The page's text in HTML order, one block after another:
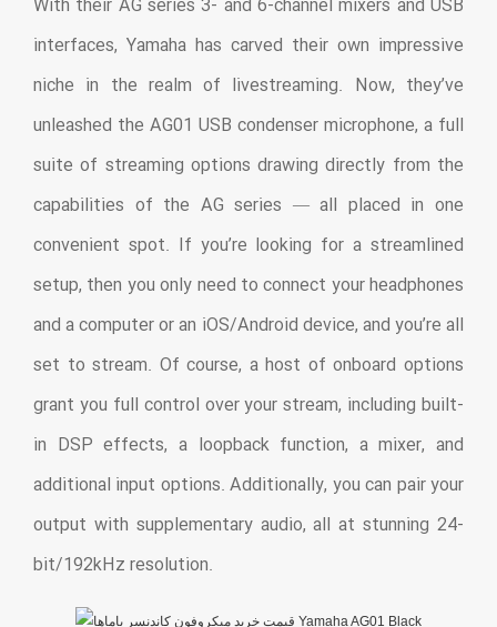
With their AG series 3- and 6-channel mixers and USB
interfaces, Yamaha has carved their own impressive
niche in the realm of livestreaming. Now, they’ve
unleashed the AG01 USB condenser microphone, a full
suite of streaming options drawing directly from the
capabilities of the AG series — all placed in one
convenient spot. If you’re looking for a streamlined
setup, then you only need to connect your headphones
and a computer or an iOS/Android device, and you’re all
set to stream. Of course, a host of onboard options
grant you full control over your stream, including built-
in DSP effects, a loopback function, a mixer, and
additional input options. Additionally, you can pair your
output with supplementary audio, all at stunning 24-
bit/192kHz resolution.